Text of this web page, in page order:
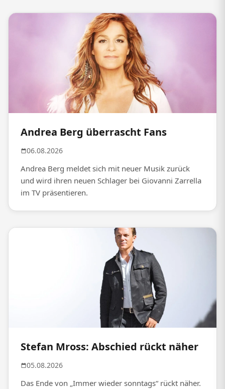
Andrea Berg überrascht Fans
06.08.2026
Andrea Berg meldet sich mit neuer Musik zurück
und wird ihren neuen Schlager bei Giovanni Zarrella
im TV präsentieren.
Stefan Mross: Abschied rückt näher
05.08.2026
Das Ende von „Immer wieder sonntags“ rückt näher.